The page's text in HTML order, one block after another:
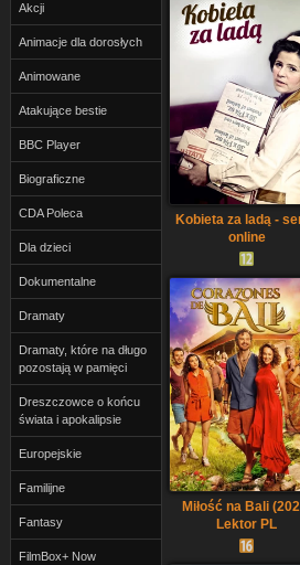
Akcji
Animacje dla dorosłych
Animowane
Atakujące bestie
BBC Player
Biograficzne
CDA Poleca
Dla dzieci
Dokumentalne
Dramaty
Dramaty, które na długo
pozostają w pamięci
Dreszczowce o końcu
świata i apokalipsie
Europejskie
Familijne
Fantasy
FilmBox+ Now
Kobieta za ladą -
online
Miłość na Bali
Lektor PL